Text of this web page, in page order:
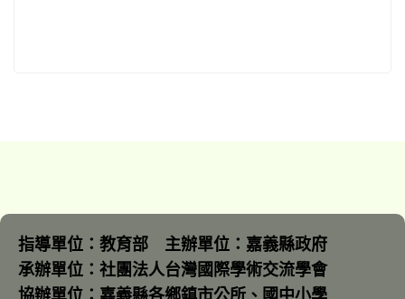
指導單位：教育部 主辦單位：嘉義縣政府
承辦單位：社團法人台灣國際學術交流學會
協辦單位：嘉義縣各鄉鎮市公所、國中小學